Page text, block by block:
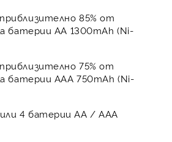
85% от
батерии АА 1300mAh (Ni-
75% от
батерии ААA 750mAh (Ni-
4 батерии АА / ААА